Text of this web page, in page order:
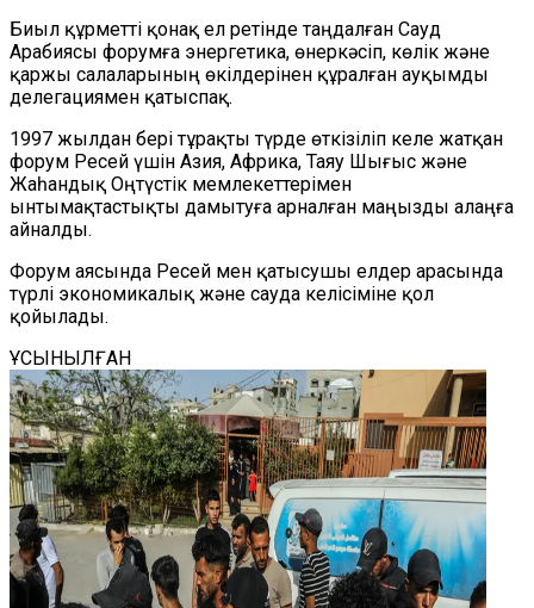
Биыл құрметті қонақ ел ретінде таңдалған Сауд
Арабиясы форумға энергетика, өнеркәсіп, көлік және
қаржы салаларының өкілдерінен құралған ауқымды
делегациямен қатыспақ.
1997 жылдан бері тұрақты түрде өткізіліп келе жатқан
форум Ресей үшін Азия, Африка, Таяу Шығыс және
Жаһандық Оңтүстік мемлекеттерімен
ынтымақтастықты дамытуға арналған маңызды алаңға
айналды.
Форум аясында Ресей мен қатысушы елдер арасында
түрлі экономикалық және сауда келісіміне қол
қойылады.
ҰСЫНЫЛҒАН